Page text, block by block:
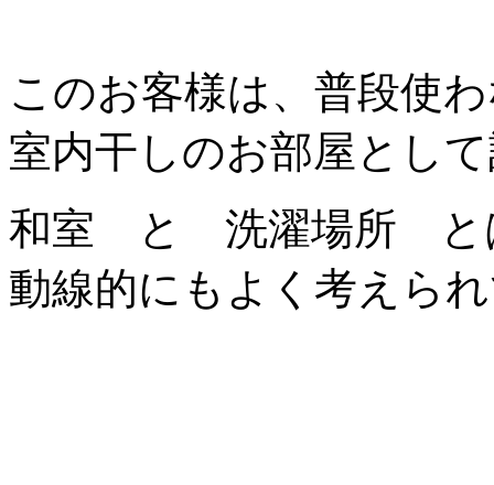
このお客様は、普段
室内干しのお部屋とし
和室 と 洗濯場所 と
動線的にもよく考えら